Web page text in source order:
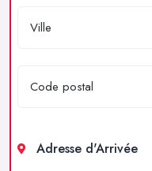
Adresse d'Arrivée